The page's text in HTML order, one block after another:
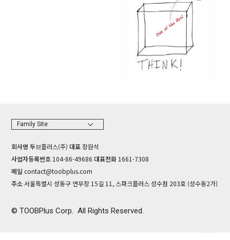
Family Site
회사명투브플러스(주) 대표장원석
사업자등록번호 104-86-49686 대표전화 1661-7308
메일contact@toobplus.com
주소서울특별시 성동구 연무장 15길 11, 스파크플러스 성수점 203호 (성수동2가)
©TOOBPlus Corp. All Rights Reserved.